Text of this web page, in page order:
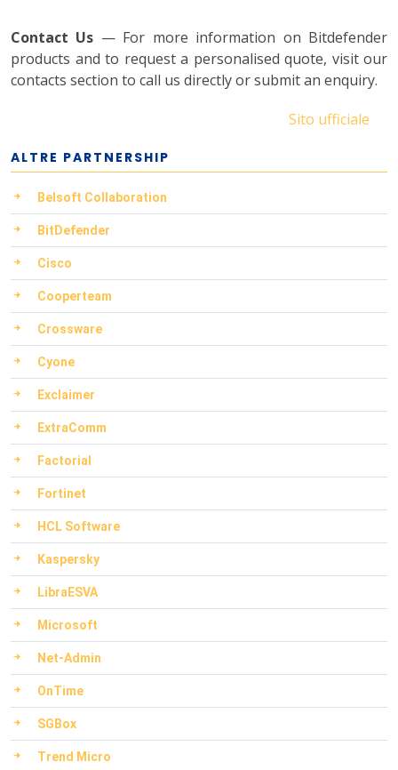
Contact Us — For more information on Bitdefender
products and to request a personalised quote, visit our
contacts section to call us directly or submit an enquiry.
Sito ufficiale
ALTRE PARTNERSHIP
Belsoft Collaboration
BitDefender
Cisco
Cooperteam
Crossware
Cyone
Exclaimer
ExtraComm
Factorial
Fortinet
HCL Software
Kaspersky
LibraESVA
Microsoft
Net-Admin
OnTime
SGBox
Trend Micro